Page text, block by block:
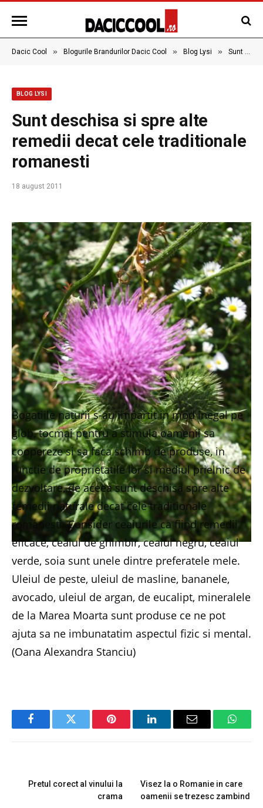
Dacic Cool » Blogurile Brandurilor Dacic Cool » Blog Lysi » Sunt deschisa si spre alte remedii decat cele traditionale romanesti
BLOG LYSI
Sunt deschisa si spre alte
remedii decat cele traditionale
romanesti
18 august 2011
Bogatiile naturii s-au impartit in mod inegal pe
glob, tocmai pentru a stimula oamenii sa
coopereze si sa faca schimb de produse, in
functie de proprietatile lor si mediul prielnic de
dezvoltare, de aceea sunt deschisa spre alte
remedii naturale decat cele traditionale
romanesti. Consider ceaiurile ca fiind remedii
eficace, ceaiul de ghimbir, ceaiul negru, ceaiul
verde, soia sunt unele dintre preferatele mele.
Uleiul de peste, uleiul de masline, bananele,
avocado, uleiul de argan, de eucalipt, mineralele
de la Marea Moarta sunt produse ce ne pot
ajuta sa ne imbunatatim aspectul fizic si mental.
(Oana Alexandra Stanciu)
FacebookTwitter Pinterest LinkedInEmail
Pretul corect al vinului la
crama
Visez la o Romanie in care
oamenii se trezesc zambind